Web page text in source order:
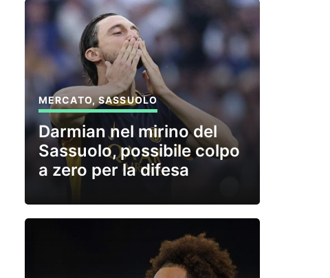
MERCATO,SASSUOLO
Darmian nel mirino del
Sassuolo, possibile colpo
a zero per la difesa